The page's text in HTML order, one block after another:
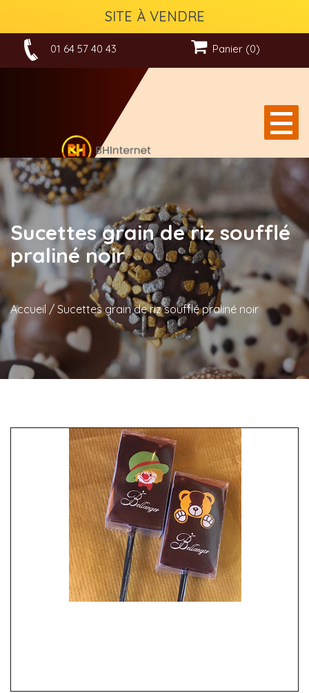
SITE À VENDRE
01 64 57 40 43 Panier (0)
Sucettes grain de riz soufflé
praliné noir
Accueil / Sucettes grain de riz soufflé praliné noir